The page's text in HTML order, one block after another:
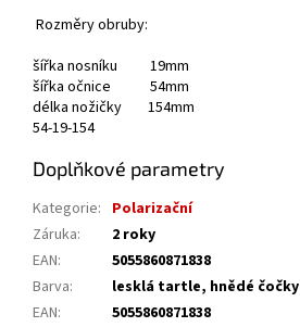
Rozměry obruby:
šířka nosníku 19mm
šířka očnice 54mm
délka nožičky 154mm
54-19-154
Doplňkové parametry
Kategorie: Polarizační
Záruka:
2 roky
EAN:
5055860871838
Barva:
lesklá tartle, hnědé čočky
EAN:
5055860871838